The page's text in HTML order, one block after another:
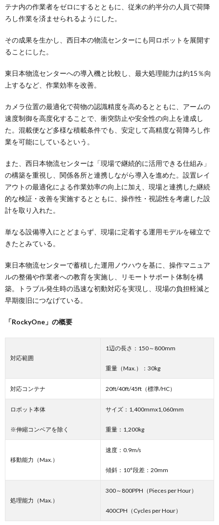
テナ内の作業者をゼロにするとともに、従来の約半分の人員で荷降
ろし作業を済ませられるようにした。
その成果を生かし、西日本の物流センターにも同ロボットを展開す
ることにした。
東日本物流センターへの導入機と比較し、最大処理能力は約15％向
上するなど、作業効率を改善。
カメラ位置の最適化で荷物の認識精度を高めるとともに、アームの
速度制御を高度化することで、衝突防止や安全性の向上を達成し
た。混載便など多様な積載条件でも、安定して高精度な荷降ろし作
業を可能にしているという。
また、西日本物流センターは「現場で継続的に活用できる仕組み」
の構築を重視し、関係各所と連携しながら導入を進めた。設置レイ
アウトの最適化による作業効率の向上に加え、現場と連携した継続
的な検証・改善を実施するとともに、操作性・視認性を考慮した設
計を取り入れた。
単なる設備導入にとどまらず、現場に定着する運用モデルを確立で
きたとみている。
東日本物流センターで蓄積した運用ノウハウを基に、操作マニュア
ルの整備や作業者への教育を実施し、リモートサポート体制を構
築。トラブル発生時の迅速な初動対応を実現し、現場の負担軽減と
早期復旧につなげている。
「RockyOne」の概要
対応範囲
1辺の長さ：150～800mm
重量（Max.）：30kg
対応コンテナ 20ft/40ft/45ft（標準/HC）
ロボット本体
※伸縮コンベアを除く
サイズ：1,400mmx1,060mm
重量：1,200kg
移動能力（Max.）
速度：0.9m/s
傾斜：10°段差：20mm
処理能力（Max.）
300～800PPH（Pieces per Hour）
400CPH（Cycles per Hour）